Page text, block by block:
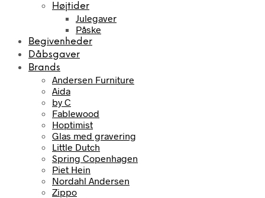
Højtider
Julegaver
Påske
Begivenheder
Dåbsgaver
Brands
Andersen Furniture
Aida
by C
Fablewood
Hoptimist
Glas med gravering
Little Dutch
Spring Copenhagen
Piet Hein
Nordahl Andersen
Zippo